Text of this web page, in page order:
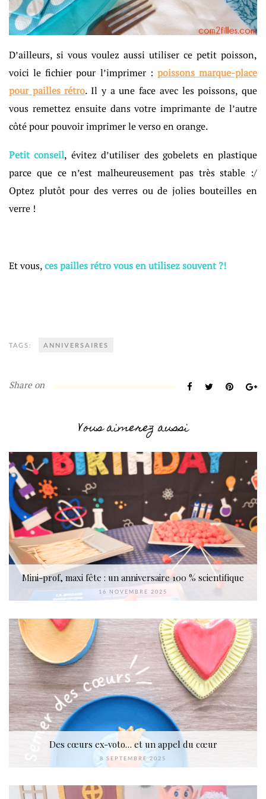
D’ailleurs, si vous voulez aussi utiliser ce petit poisson,
voici le fichier pour l’imprimer : poissons marque-place
pour pailles rétro. Il y a une face avec les poissons, que
vous remettez ensuite dans votre imprimante de l’autre
côté pour pouvoir imprimer le verso en orange.
Petit conseil, évitez d’utiliser des gobelets en plastique
parce que ce n’est malheureusement pas très stable :/
Optez plutôt pour des verres ou de jolies bouteilles en
verre !
Et vous,ces pailles rétro vous en utilisez souvent ?!
TAGS: ANNIVERSAIRES
Share on
Vous aimerez aussi
Mini-prof, maxi fête : un anniversaire 100 % scientifique
16 NOVEMBRE 2025
Des cœurs ex-voto… et un appel du cœur
8 SEPTEMBRE 2025